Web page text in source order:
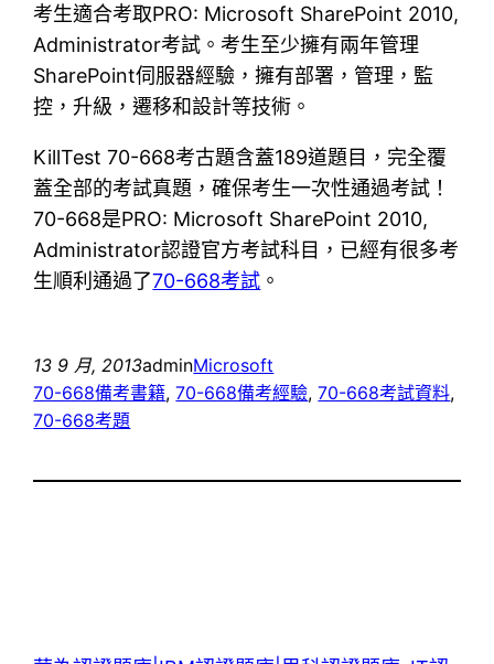
考生適合考取PRO: Microsoft SharePoint 2010,
Administrator考試。考生至少擁有兩年管理
SharePoint伺服器經驗，擁有部署，管理，監
控，升級，遷移和設計等技術。
KillTest 70-668考古題含蓋189道題目，完全覆
蓋全部的考試真題，確保考生一次性通過考試！
70-668是PRO: Microsoft SharePoint 2010,
Administrator認證官方考試科目，已經有很多考
生順利通過了70-668考試 。
13 9 月, 2013adminMicrosoft
70-668備考書籍, 70-668備考經驗, 70-668考試資料
70-668考題